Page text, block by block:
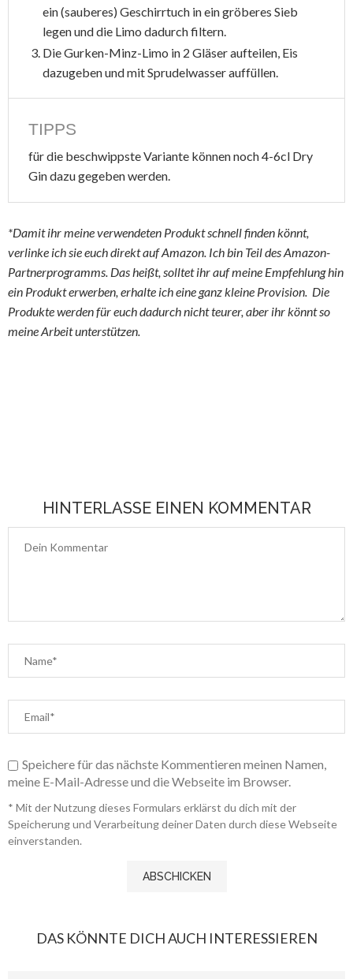
ein (sauberes) Geschirrtuch in ein gröberes Sieb
legen und die Limo dadurch filtern.
Die Gurken-Minz-Limo in 2 Gläser aufteilen, Eis
dazugeben und mit Sprudelwasser auffüllen.
TIPPS
für die beschwippste Variante können noch 4-6cl Dry
Gin dazu gegeben werden.
*Damit ihr meine verwendeten Produkt schnell finden könnt,
verlinke ich sie euch direkt auf Amazon. Ich bin Teil des Amazon-
Partnerprogramms. Das heißt, solltet ihr auf meine Empfehlung hin
ein Produkt erwerben, erhalte ich eine ganz kleine Provision. Die
Produkte werden für euch dadurch nicht teurer, aber ihr könnt so
meine Arbeit unterstützen.
HINTERLASSE EINEN KOMMENTAR
Speichere für das nächste Kommentieren meinen Namen,
meine E-Mail-Adresse und die Webseite im Browser.
* Mit der Nutzung dieses Formulars erklärst du dich mit der
Speicherung und Verarbeitung deiner Daten durch diese Webseite
einverstanden.
DAS KÖNNTE DICH AUCH INTERESSIEREN